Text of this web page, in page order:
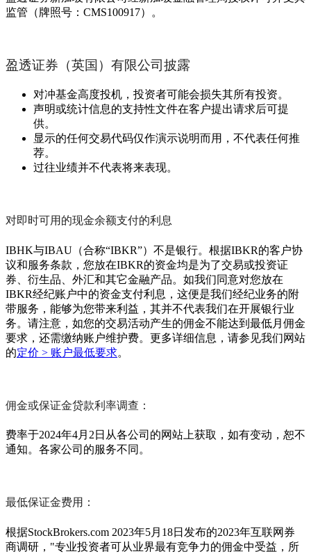
监管（牌照号：CMS100917）。
盈透证券（英国）有限公司披露
对冲基金高度投机，投资者可能会损失其所有投资。
声明或统计信息的支持性文件在客户提出请求后可提
供。
显示的任何交易代码仅作演示说明而用，不代表任何推
荐。
过往业绩并不代表将来表现。
对即时可用的现金余额支付的利息
IBHK与IBAU（合称“IBKR”）不是银行。根据IBKR的客户协
议和服务条款，您放在IBKR的资金均是为了交易或投资证
券、衍生品、外汇和其它金融产品。如我们同意对您放在
IBKR经纪账户中的资金支付利息，这便是我们经纪业务的附
带服务，能够为您带来利益，其并不代表我们在开展银行业
务。请注意，如您的交易活动产生的佣金不能达到最低月佣金
要求，还需缴纳账户维护费。更多详细信息，请参见我们网站
的定价 > 账户最低要求。
佣金或保证金贷款利率调查：
费率于2024年4月2日从各公司的网站上获取，如有变动，恕不
通知。各家公司的服务不同。
最低保证金费用：
根据StockBrokers.com 2023年5月18日发布的2023年互联网券
商调研，"专业投资者可从业界最有竞争力的佣金中受益，所